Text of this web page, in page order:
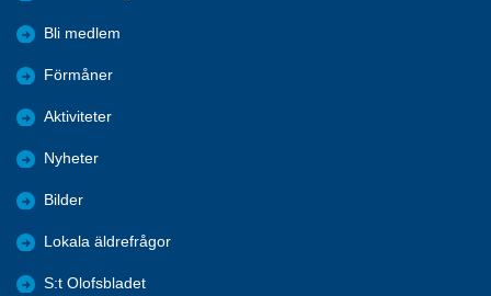
Bli medlem
Förmåner
Aktiviteter
Nyheter
Bilder
Lokala äldrefrågor
S:t Olofsbladet